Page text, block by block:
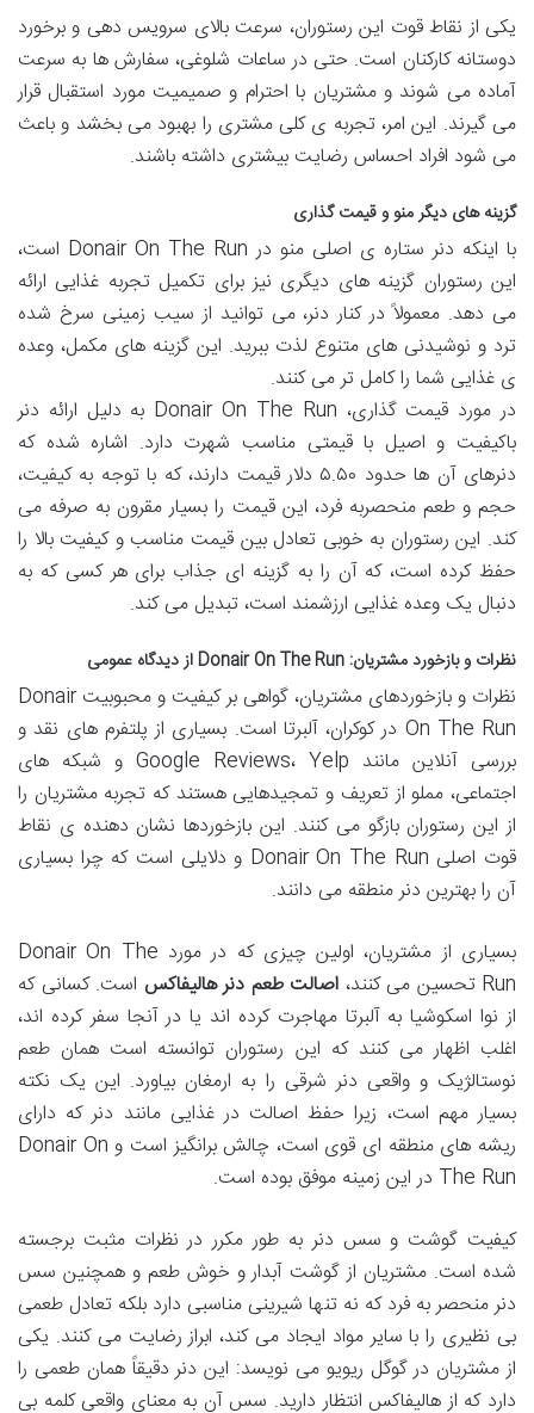
یکی از نقاط قوت این رستوران، سرعت بالای سرویس دهی و برخورد
دوستانه کارکنان است. حتی در ساعات شلوغی، سفارش ها به سرعت
آماده می شوند و مشتریان با احترام و صمیمیت مورد استقبال قرار
می گیرند. این امر، تجربه ی کلی مشتری را بهبود می بخشد و باعث
می شود افراد احساس رضایت بیشتری داشته باشند.
گزینه های دیگر منو و قیمت گذاری
با اینکه دنر ستاره ی اصلی منو در Donair On The Run است،
این رستوران گزینه های دیگری نیز برای تکمیل تجربه غذایی ارائه
می دهد. معمولاً در کنار دنر، می توانید از سیب زمینی سرخ شده
ترد و نوشیدنی های متنوع لذت ببرید. این گزینه های مکمل، وعده
ی غذایی شما را کامل تر می کنند.
در مورد قیمت گذاری، Donair On The Run به دلیل ارائه دنر
باکیفیت و اصیل با قیمتی مناسب شهرت دارد. اشاره شده که
دنرهای آن ها حدود ۵.۵۰ دلار قیمت دارند، که با توجه به کیفیت،
حجم و طعم منحصربه فرد، این قیمت را بسیار مقرون به صرفه می
کند. این رستوران به خوبی تعادل بین قیمت مناسب و کیفیت بالا را
حفظ کرده است، که آن را به گزینه ای جذاب برای هر کسی که به
دنبال یک وعده غذایی ارزشمند است، تبدیل می کند.
نظرات و بازخورد مشتریان: Donair On The Run از دیدگاه عمومی
نظرات و بازخوردهای مشتریان، گواهی بر کیفیت و محبوبیت Donair
On The Run در کوکران، آلبرتا است. بسیاری از پلتفرم های نقد و
بررسی آنلاین مانند Google Reviews، Yelp و شبکه های
اجتماعی، مملو از تعریف و تمجیدهایی هستند که تجربه مشتریان را
از این رستوران بازگو می کنند. این بازخوردها نشان دهنده ی نقاط
قوت اصلی Donair On The Run و دلایلی است که چرا بسیاری
آن را بهترین دنر منطقه می دانند.
بسیاری از مشتریان، اولین چیزی که در مورد Donair On The
Run تحسین می کنند،
اصالت طعم دنر هالیفاکس است. کسانی که
از نوا اسکوشیا به آلبرتا مهاجرت کرده اند یا در آنجا سفر کرده اند،
اغلب اظهار می کنند که این رستوران توانسته است همان طعم
نوستالژیک و واقعی دنر شرقی را به ارمغان بیاورد. این یک نکته
بسیار مهم است، زیرا حفظ اصالت در غذایی مانند دنر که دارای
ریشه های منطقه ای قوی است، چالش برانگیز است و Donair On
The Run در این زمینه موفق بوده است.
کیفیت گوشت و سس دنر به طور مکرر در نظرات مثبت برجسته
شده است. مشتریان از گوشت آبدار و خوش طعم و همچنین سس
دنر منحصر به فرد که نه تنها شیرینی مناسبی دارد بلکه تعادل طعمی
بی نظیری را با سایر مواد ایجاد می کند، ابراز رضایت می کنند. یکی
از مشتریان در گوگل ریویو می نویسد: این دنر دقیقاً همان طعمی را
دارد که از هالیفاکس انتظار دارید. سس آن به معنای واقعی کلمه بی